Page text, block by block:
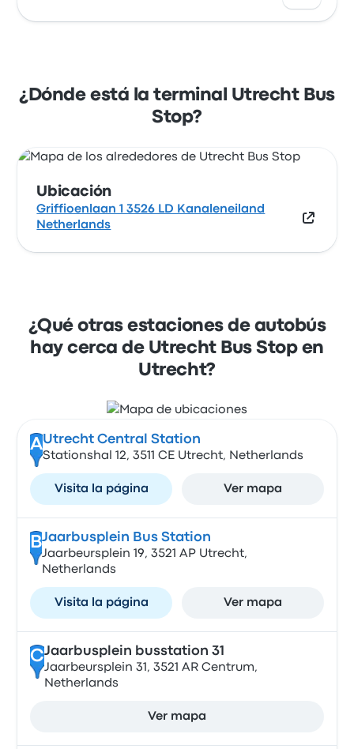
Netherlands. Mira la ubicación de esta
parada de autobús de Utrecht en un mapa.
¿Dónde está la terminal Utrecht Bus
Stop?
Ubicación
Griffioenlaan 1 3526 LD Kanaleneiland
Netherlands
¿Qué otras estaciones de autobús
hay cerca de Utrecht Bus Stop en
Utrecht?
AUtrecht Central Station
Stationshal 12, 3511 CE Utrecht, Netherlands
Visita la página Ver mapa
BJaarbusplein Bus Station
Jaarbeursplein 19, 3521 AP Utrecht,
Netherlands
Visita la página Ver mapa
CJaarbusplein busstation 31
Jaarbeursplein 31, 3521 AR Centrum,
Netherlands
Ver mapa